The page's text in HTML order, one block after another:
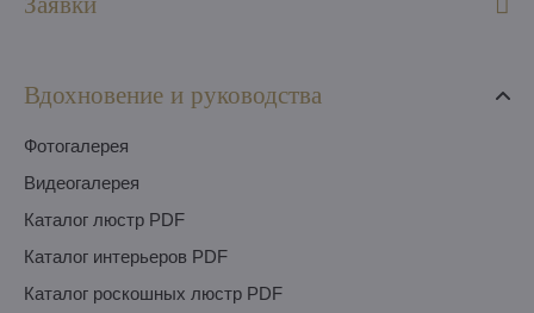
Вдохновение и руководства
Фотогалерея
Видеогалерея
Каталог люстр PDF
Каталог интерьеров PDF
Каталог роскошных люстр PDF